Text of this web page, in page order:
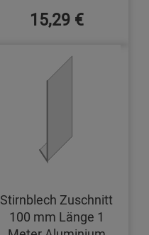
15,29 €
Stirnblech Zuschnitt
100 mm Länge 1